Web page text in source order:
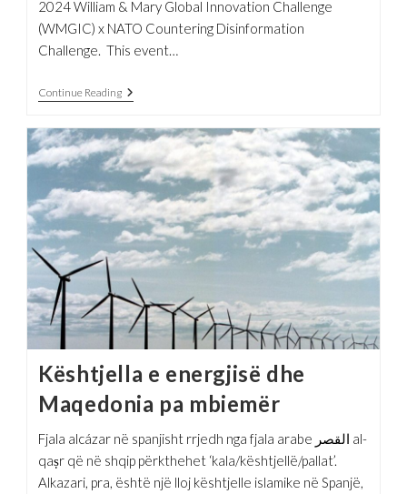
2024 William & Mary Global Innovation Challenge
(WMGIC) x NATO Countering Disinformation
Challenge. This event…
Continue ReadingAlbulena
Halili
In
The
2024
WMGIC
X
NATO
Countering
Disinformation
Challenge
Kështjella e energjisë dhe
Maqedonia pa mbiemër
Fjala alcázar në spanjisht rrjedh nga fjala arabe القصر al-
qaṣr që në shqip përkthehet ‘kala/kështjellë/pallat’.
Alkazari, pra, është një lloj kështjelle islamike në Spanjë,